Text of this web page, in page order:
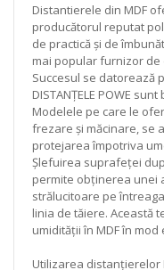
Distantierele din MDF
producătorul reputat
de practică și de
mai popular furnizor de
Succesul se datorează
DISTANȚELE POWE
Modelele pe care le
frezare și măcinare, se
protejarea împotriva
Șlefuirea suprafeței
permite obținerea unei
strălucitoare pe
linia de tăiere. Această
umidității în MDF în mod
Utilizarea